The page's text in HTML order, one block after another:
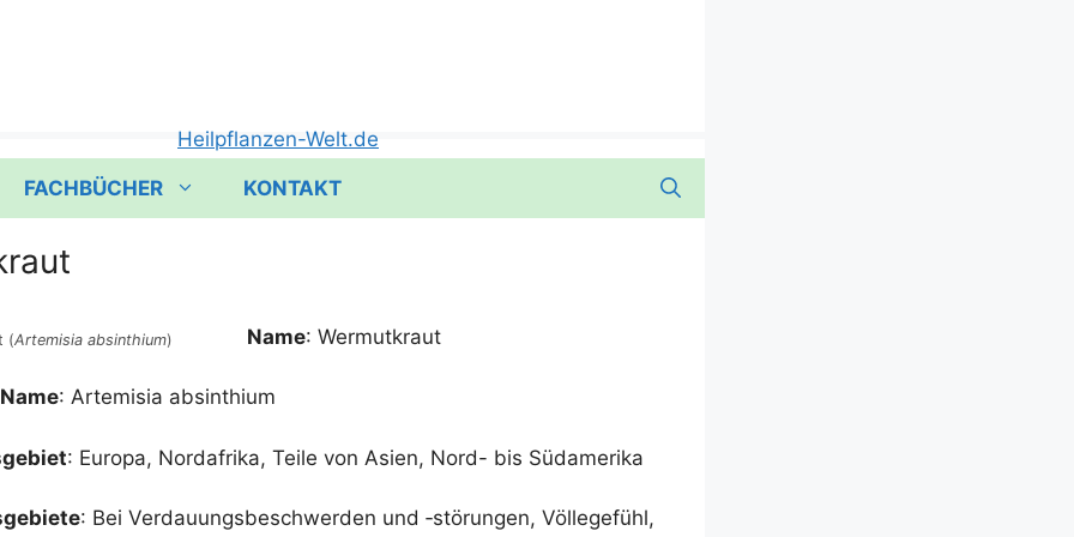
FACHBÜCHER KONTAKT
(Arte­mi­sia absinthi­um) Name: Wer­mut­kraut
: Arte­mi­sia absinthium
: Euro­pa, Nord­afri­ka, Tei­le von Asi­en, Nord- bis Südamerika
: Bei Ver­dau­ungs­be­schwer­den und ‑stö­run­gen, Völ­le­ge­fühl,